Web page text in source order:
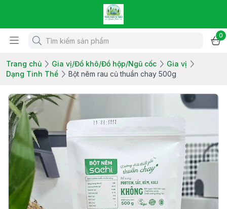
0
Trang chủ Gia vị/Đồ khô/Đồ hộp/Ngũ cốc
Gia vị
Dạng Tinh Thể
Bột nêm rau củ thuần chay 500g